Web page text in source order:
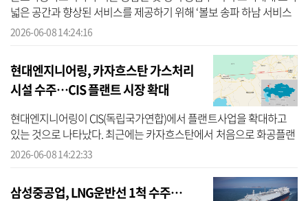
넓은 공간과 향상된 서비스를 제공하기 위해 ‘볼보 송파 하남 서비스
센터’를 확장 운영한다고 8일 밝혔다. 볼보자동차코리아 공식 딜러인
2026-06-08 14:24:16
현대엔지니어링, 카자흐스탄 가스처리
시설 수주…CIS 플랜트 시장 확대
현대엔지니어링이 CIS(독립국가연합)에서 플랜트사업을 확대하고
있는 것으로 나타났다. 최근에는 카자흐스탄에서 처음으로 화공플랜
트 프로젝트를 수주했다. 8일 건설업계에 따르면 현대엔지니어링은
2026-06-08 14:22:33
삼성중공업, LNG운반선 1척 수주…